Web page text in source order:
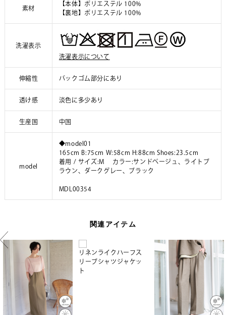
素材
【本体】ポリエステル 100%
【裏地】ポリエステル 100%
洗濯表示
洗濯表示について
伸縮性 バックゴム部分にあり
透け感 淡色に多少あり
生産国 中国
model
◆model01
165cm B:75cm W:58cm H:88cm Shoes:23.5cm
着用 / サイズ:M カラー:サンドベージュ、ライトブ
ラウン、ダークグレー、ブラック
MDL00354
関連アイテム
リネンライクハーフス
リーブシャツジャケッ
ト